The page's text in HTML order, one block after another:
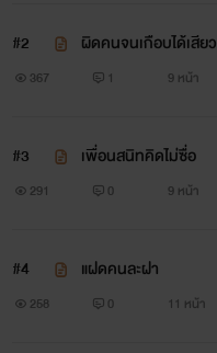
#2 ผิดคนจนเกือบได้เสียว
367 1 9 หน้า
#3 เพื่อนสนิทคิดไม่ซื่อ
291 0 9 หน้า
#4 แฝดคนละฝา
258 0 11 หน้า